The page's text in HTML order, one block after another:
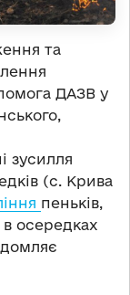
та
ДАЗВ у
зусилля
(с. Крива
пеньків,
осередках